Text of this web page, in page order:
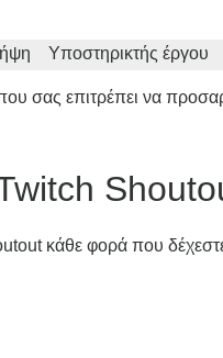
Υποστηρικτής έργου
σας επιτρέπει να
κάθε φορά που